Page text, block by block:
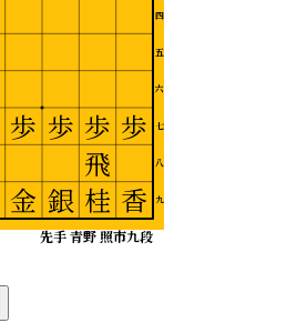
四
五
六
七
八
九
先手 青野 照市九段
歩
香
歩
飛
桂
歩
銀
歩
金